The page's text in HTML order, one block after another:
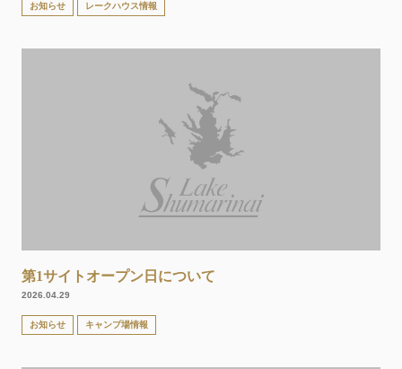
お知らせ レークハウス情報
第1サイトオープン日について
2026.04.29
お知らせ キャンプ場情報